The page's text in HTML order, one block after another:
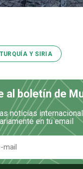
Y SIRIA
al boletín de
noticias
en tu email